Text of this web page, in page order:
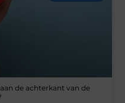
de achterkant van de